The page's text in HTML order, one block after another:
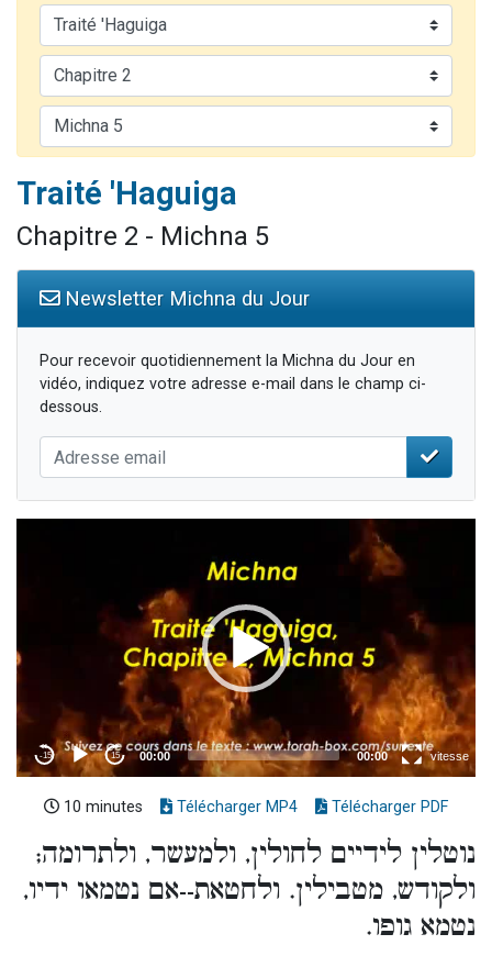
61 personnes viennent de demander une bénédiction
Il reste 49 places pour étudier en groupe sur Zoom
Eva vient de donner son Maasser
Traité 'Haguiga
Chapitre 2 - Michna 5
Newsletter Michna du Jour
Pour recevoir quotidiennement la Michna du Jour en
vidéo, indiquez votre adresse e-mail dans le champ ci-
dessous.
10 minutes Télécharger MP4 Télécharger PDF
נוטלין לידיים לחולין, ולמעשר, ולתרומה;
ולקודש, מטבילין. ולחטאת--אם נטמאו ידיו,
נטמא גופו.